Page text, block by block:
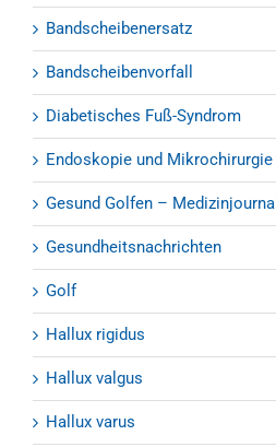
Bandscheibenersatz
Bandscheibenvorfall
Diabetisches Fuß-Syndrom
Endoskopie und Mikrochirurgie
Gesund Golfen – Medizinjournal
Gesundheitsnachrichten
Golf
Hallux rigidus
Hallux valgus
Hallux varus